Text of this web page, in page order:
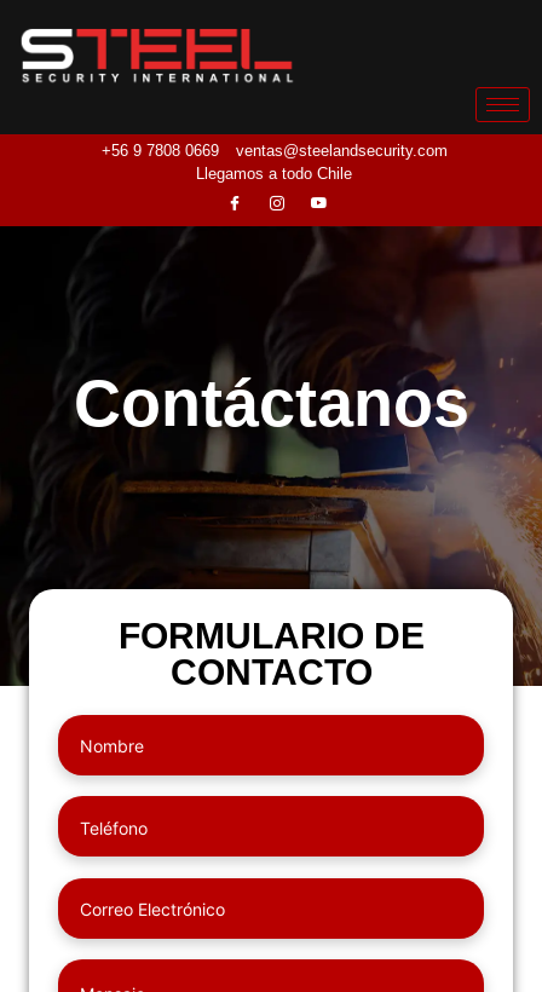
+56 9 7808 0669
ventas@steelandsecurity.com
Llegamos a todo Chile
Contáctanos
FORMULARIO DE
CONTACTO